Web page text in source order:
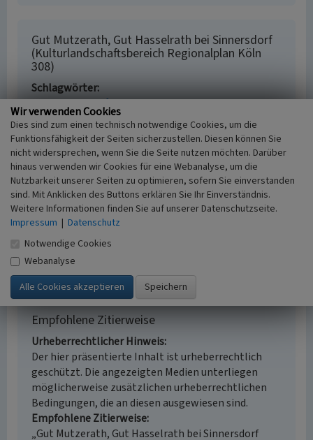
Gut Mutzerath, Gut Hasselrath bei Sinnersdorf
(Kulturlandschaftsbereich Regionalplan Köln
308)
Schlagwörter
Kulturlandschaftsbereich Gutshof
Transformatorenhaus
Grabenanlage
Fachsicht(en)
Kulturlandschaftspflege, Denkmalpflege,
Landeskunde, Raumplanung, Archäologie
Erfassungsmaßstab
i.d.R. 1:25.000 (kleiner als 1:20.000)
Erfassungsmethode
Literaturauswertung
Historischer Zeitraum
Beginn 2016
Empfohlene Zitierweise
Urheberrechtlicher Hinweis
Der hier präsentierte Inhalt ist urheberrechtlich
geschützt. Die angezeigten Medien unterliegen
möglicherweise zusätzlichen urheberrechtlichen
Bedingungen, die an diesen ausgewiesen sind.
Empfohlene Zitierweise
„Gut Mutzerath, Gut Hasselrath bei Sinnersdorf
Wir verwenden Cookies
Dies sind zum einen technisch notwendige Cookies, um die
Funktionsfähigkeit der Seiten sicherzustellen. Diesen können Sie
nicht widersprechen, wenn Sie die Seite nutzen möchten. Darüber
hinaus verwenden wir Cookies für eine Webanalyse, um die
Nutzbarkeit unserer Seiten zu optimieren, sofern Sie einverstanden
sind. Mit Anklicken des Buttons erklären Sie Ihr Einverständnis.
Weitere Informationen finden Sie auf unserer Datenschutzseite.
Impressum | Datenschutz
Notwendige Cookies
Webanalyse